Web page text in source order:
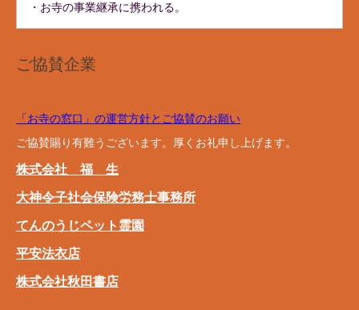
・お寺の事業継承に携われる。
ご協賛企業
「お寺の窓口」の運営方針とご協賛のお願い
ご協賛賜り有難うございます。厚くお礼申し上げます。
株式会社 福 生
大神令子社会保険労務士事務所
てんのうじペット霊園
平安法衣店
株式会社秋田書店